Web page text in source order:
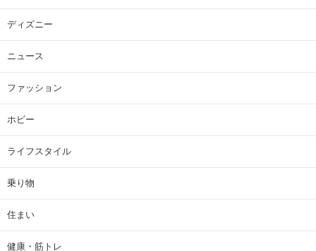
ディズニー
ニュース
ファッション
ホビー
ライフスタイル
乗り物
住まい
健康・筋トレ